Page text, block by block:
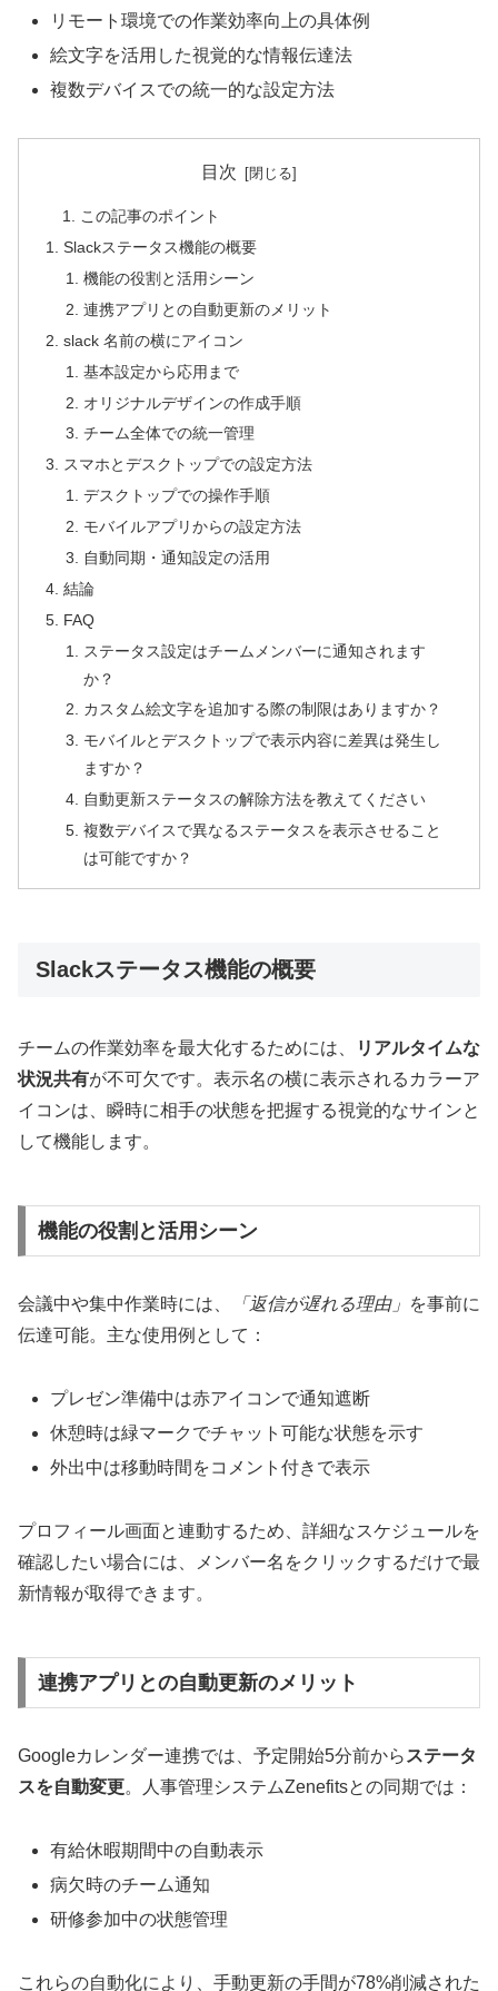
リモート環境での作業効率向上の具体例
絵文字を活用した視覚的な情報伝達法
複数デバイスでの統一的な設定方法
目次
この記事のポイント
Slackステータス機能の概要
機能の役割と活用シーン
連携アプリとの自動更新のメリット
slack 名前の横にアイコン
基本設定から応用まで
オリジナルデザインの作成手順
チーム全体での統一管理
スマホとデスクトップでの設定方法
デスクトップでの操作手順
モバイルアプリからの設定方法
自動同期・通知設定の活用
結論
FAQ
ステータス設定はチームメンバーに通知されます
か？
カスタム絵文字を追加する際の制限はありますか？
モバイルとデスクトップで表示内容に差異は発生し
ますか？
自動更新ステータスの解除方法を教えてください
複数デバイスで異なるステータスを表示させること
は可能ですか？
Slackステータス機能の概要
チームの作業効率を最大化するためには、
リアルタイムな
状況共有が不可欠です。表示名の横に表示されるカラーア
イコンは、瞬時に相手の状態を把握する視覚的なサインと
して機能します。
機能の役割と活用シーン
会議中や集中作業時には、 「返信が遅れる理由」 を事前に
伝達可能。主な使用例として：
プレゼン準備中は赤アイコンで通知遮断
休憩時は緑マークでチャット可能な状態を示す
外出中は移動時間をコメント付きで表示
プロフィール画面と連動するため、詳細なスケジュールを
確認したい場合には、メンバー名をクリックするだけで最
新情報が取得できます。
連携アプリとの自動更新のメリット
Googleカレンダー連携では、予定開始5分前から ステータ
スを自動変更。人事管理システムZenefitsとの同期では：
有給休暇期間中の自動表示
病欠時のチーム通知
研修参加中の状態管理
これらの自動化により、手動更新の手間が78%削減された